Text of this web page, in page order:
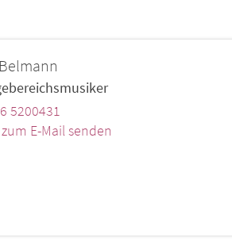
5200431
E-Mail senden